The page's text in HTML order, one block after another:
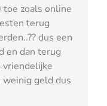
zoals online
terug
dus een
en dan terug
vriendelijke
geld dus